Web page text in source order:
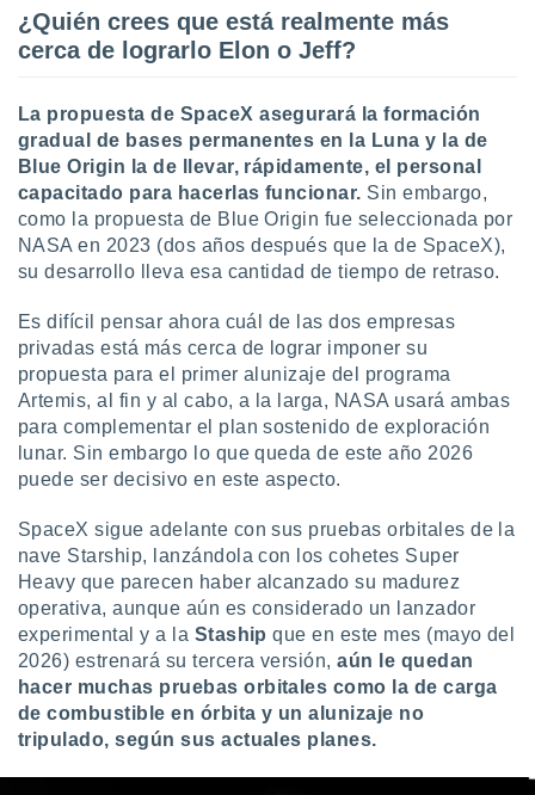
¿Quién crees que está realmente más
cerca de lograrlo Elon o Jeff?
La propuesta de SpaceX asegurará la formación
gradual de bases permanentes en la Luna y la de
Blue Origin la de llevar, rápidamente, el personal
capacitado para hacerlas funcionar. Sin embargo,
como la propuesta de Blue Origin fue seleccionada por
NASA en 2023 (dos años después que la de SpaceX),
su desarrollo lleva esa cantidad de tiempo de retraso.
Es difícil pensar ahora cuál de las dos empresas
privadas está más cerca de lograr imponer su
propuesta para el primer alunizaje del programa
Artemis, al fin y al cabo, a la larga, NASA usará ambas
para complementar el plan sostenido de exploración
lunar. Sin embargo lo que queda de este año 2026
puede ser decisivo en este aspecto.
SpaceX sigue adelante con sus pruebas orbitales de la
nave Starship, lanzándola con los cohetes Super
Heavy que parecen haber alcanzado su madurez
operativa, aunque aún es considerado un lanzador
experimental y a la Stashipque en este mes (mayo del
2026) estrenará su tercera versión,aún le quedan
hacer muchas pruebas orbitales como la de carga
de combustible en órbita y un alunizaje no
tripulado, según sus actuales planes.